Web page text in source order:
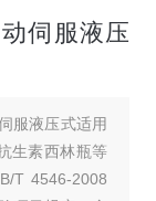
伺服液压
服液压式适用
生素西林瓶等
T 4546-2008